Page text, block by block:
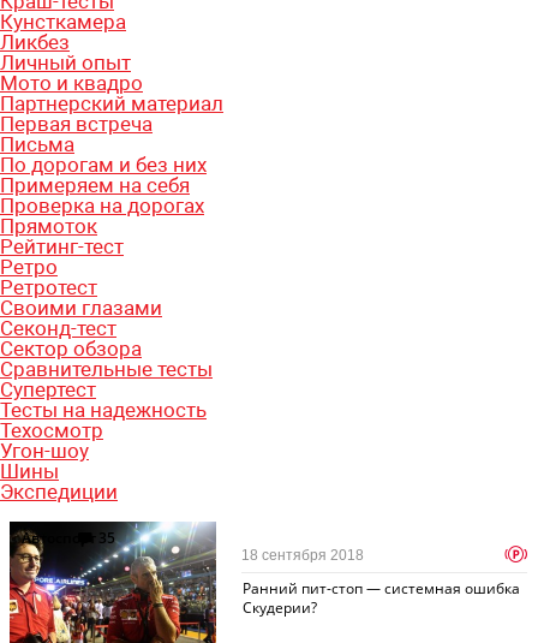
Кунсткамера
Ликбез
Личный опыт
Мото и квадро
Партнерский материал
Первая встреча
Письма
По дорогам и без них
Примеряем на себя
Проверка на дорогах
Прямоток
Рейтинг-тест
Ретро
Ретротест
Своими глазами
Секонд-тест
Сектор обзора
Сравнительные тесты
Супертест
Тесты на надежность
Техосмотр
Угон-шоу
Шины
Экспедиции
Автоспорт 35
Ранний пит-стоп — системная ошибка
Скудерии?
18 сентября 2018 p